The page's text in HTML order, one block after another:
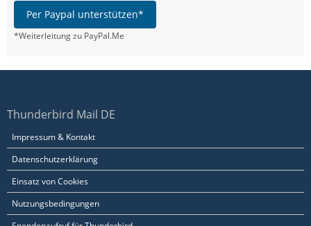
Per Paypal unterstützen*
*Weiterleitung zu PayPal.Me
Thunderbird Mail DE
Impressum & Kontakt
Datenschutzerklärung
Einsatz von Cookies
Nutzungsbedingungen